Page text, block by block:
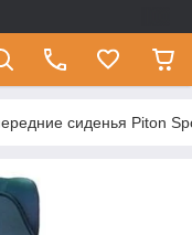
сиденья Piton